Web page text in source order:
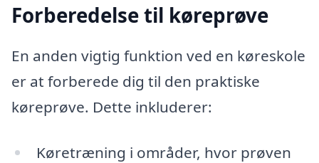
Forberedelse til køreprøve
En anden vigtig funktion ved en køreskole
er at forberede dig til den praktiske
køreprøve. Dette inkluderer:
Køretræning i områder, hvor prøven